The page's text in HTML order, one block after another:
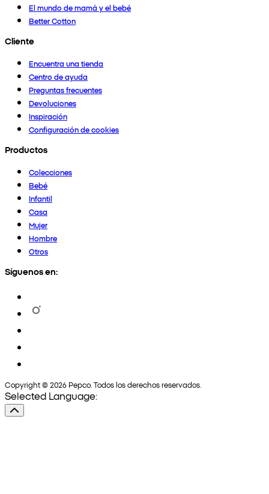
El mundo de mamá y el bebé
Better Cotton
Cliente
Encuentra una tienda
Centro de ayuda
Preguntas frecuentes
Devoluciones
Inspiración
Configuración de cookies
Productos
Colecciones
Bebé
Infantil
Casa
Mujer
Hombre
Otros
Síguenos en:
Copyright © 2026 Pepco. Todos los derechos reservados.
Selected Language: